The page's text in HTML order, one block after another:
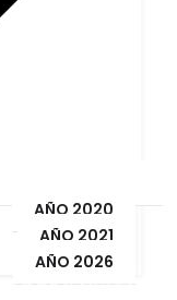
AÑO 2020
AÑO 2021
AÑO 2026
PAGOS Y MULTAS